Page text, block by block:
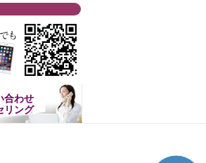
合わせ
リング